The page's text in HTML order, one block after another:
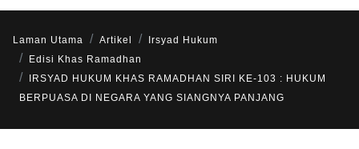
Laman Utama Artikel
Irsyad Hukum
Edisi Khas Ramadhan
IRSYAD HUKUM KHAS RAMADHAN SIRI KE-103 : HUKUM
BERPUASA DI NEGARA YANG SIANGNYA PANJANG